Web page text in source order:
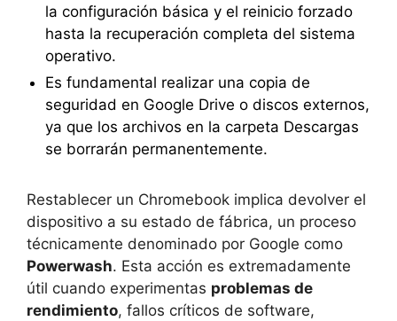
la configuración básica y el reinicio forzado
hasta la recuperación completa del sistema
operativo.
Es fundamental realizar una copia de
seguridad en Google Drive o discos externos,
ya que los archivos en la carpeta Descargas
se borrarán permanentemente.
Restablecer un Chromebook implica devolver el
dispositivo a su estado de fábrica, un proceso
técnicamente denominado por Google como
Powerwash. Esta acción es extremadamente
útil cuando experimentas problemas de
rendimiento, fallos críticos de software,